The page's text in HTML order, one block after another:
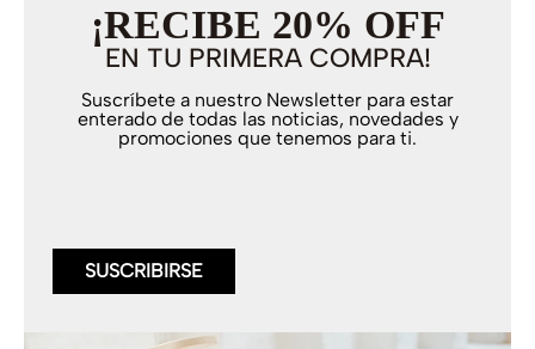
¡RECIBE 20% OFF
EN TU PRIMERA COMPRA!
Suscríbete a nuestro Newsletter para estar
enterado de todas las noticias, novedades y
promociones que tenemos para ti.
SUSCRIBIRSE